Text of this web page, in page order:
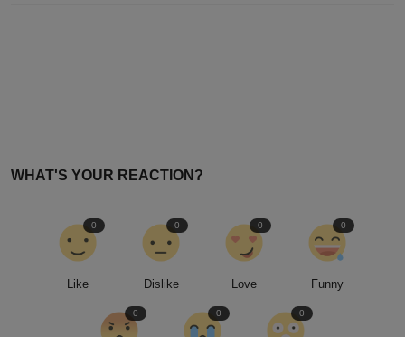
WHAT'S YOUR REACTION?
Like
0
Dislike
0
Love
0
Funny
0
0 0 0